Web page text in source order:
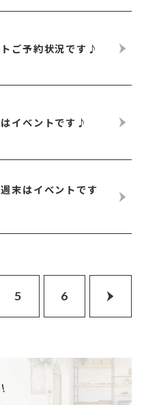
ご予約状況です♪
イベントです♪
末はイベントです
5 6